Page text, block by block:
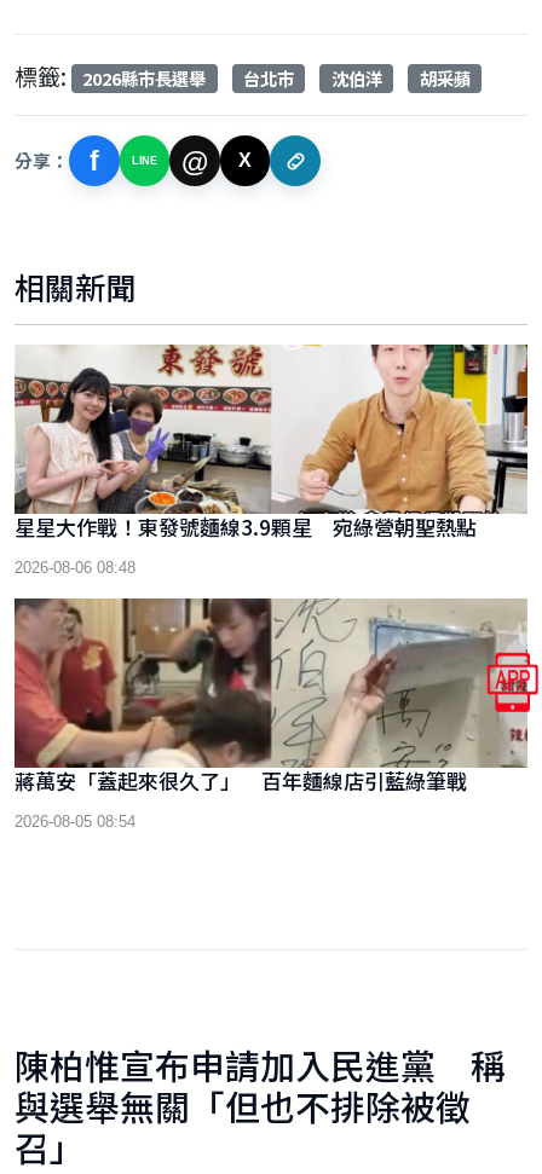
標籤: 2026縣巿長選舉 台北巿 沈伯洋 胡采蘋
分享： f LINE @ X
相關新聞
星星大作戰！東發號麵線3.9顆星 宛綠營朝聖熱點
2026-08-06 08:48
蔣萬安「蓋起來很久了」 百年麵線店引藍綠筆戰
2026-08-05 08:54
陳柏惟宣布申請加入民進黨 稱
與選舉無關「但也不排除被徵
召」